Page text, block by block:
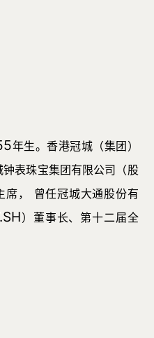
年生。香港冠城（集团）
表珠宝集团有限公司（股
席，
曾任冠城大通股份有
）董事长、第十二届全